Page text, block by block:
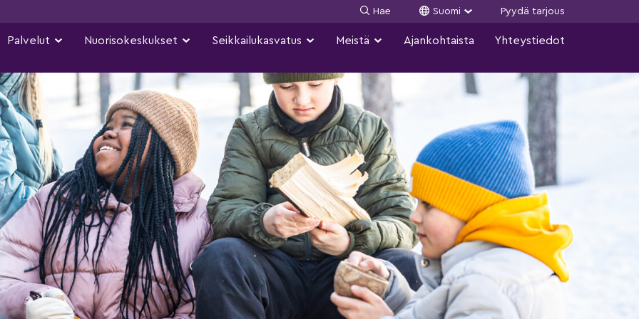
Hae Suomi Pyydä tarjous
Palvelut Nuorisokeskukset Seikkailukasvatus Meistä Ajankohtaista Yhteystiedot